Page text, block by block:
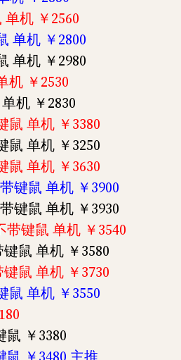
机 ￥2560
单机 ￥2800
单机 ￥2980
机 ￥2530
机 ￥2830
鼠 单机 ￥3380
鼠 单机 ￥3250
鼠 单机 ￥3630
键鼠 单机 ￥3900
键鼠 单机 ￥3930
带键鼠 单机 ￥3540
鼠 单机 ￥3580
鼠 单机 ￥3730
鼠 单机 ￥3550
鼠 ￥3380